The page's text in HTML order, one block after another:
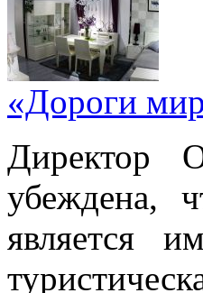
«Дороги
Директор
убеждена,
является